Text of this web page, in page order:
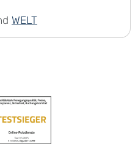
WELT